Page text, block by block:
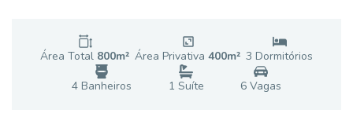
Área Total 800m² Área Privativa 400m² 3 Dormitórios
4 Banheiros 1 Suíte 6Vagas